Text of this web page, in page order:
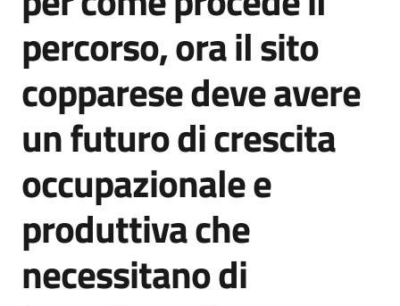
percorso, ora il sito
copparese deve avere
un futuro di crescita
occupazionale e
produttiva che
necessitano di